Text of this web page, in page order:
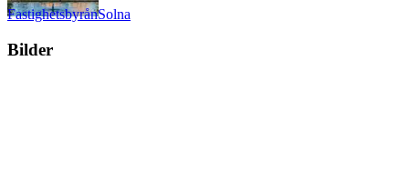
FastighetsbyrånSolna
Bilder